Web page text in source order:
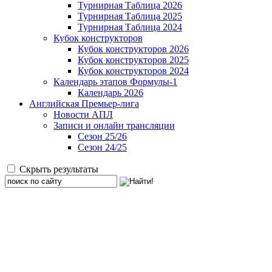
Турнирная Таблица 2026
Турнирная Таблица 2025
Турнирная Таблица 2024
Кубок конструкторов
Кубок конструкторов 2026
Кубок конструкторов 2025
Кубок конструкторов 2024
Календарь этапов Формулы-1
Календарь 2026
Английская Премьер-лига
Новости АПЛ
Записи и онлайн трансляции
Сезон 25/26
Сезон 24/25
Скрыть результаты